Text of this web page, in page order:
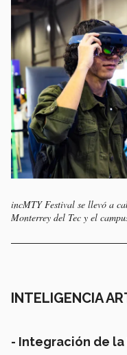
incMTY Festival se llevó a
Monterrey del Tec y el
INTELIGENCIA
- Integración de la